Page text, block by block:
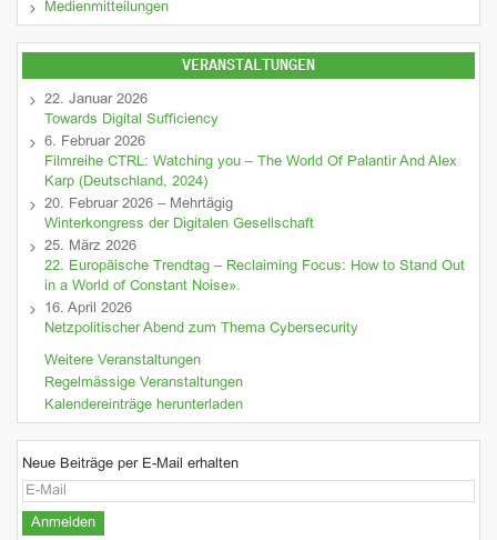
Medienmitteilungen
VERANSTALTUNGEN
22. Januar 2026
Towards Digital Sufficiency
6. Februar 2026
Filmreihe CTRL: Watching you – The World Of Palantir And Alex
Karp (Deutschland, 2024)
20. Februar 2026 – Mehrtägig
Winterkongress der Digitalen Gesellschaft
25. März 2026
22. Europäische Trendtag – Reclaiming Focus: How to Stand Out
in a World of Constant Noise».
16. April 2026
Netzpolitischer Abend zum Thema Cybersecurity
Weitere Veranstaltungen
Regelmässige Veranstaltungen
Kalendereinträge herunterladen
Neue Beiträge per E-Mail erhalten